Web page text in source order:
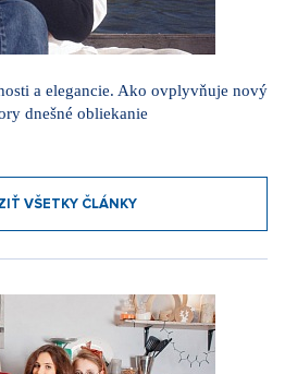
a elegancie. Ako ovplyvňuje nový
dnešné obliekanie
VŠETKY ČLÁNKY